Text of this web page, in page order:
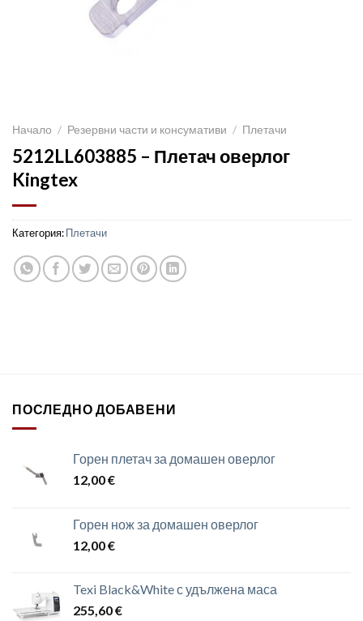
Начало / Резервни части и консумативи / Плетачи
5212LL603885 – Плетач оверлог
Kingtex
Категория:Плетачи
ПОСЛЕДНО ДОБАВЕНИ
Горен плетач за домашен оверлог
12,00€
Горен нож за домашен оверлог
12,00€
Texi Black&White с удължена маса
255,60€